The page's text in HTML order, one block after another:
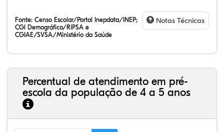
Fonte: Censo Escolar/Portal Inepdata/INEP;
CGI Demográfico/RIPSA e
CGIAE/SVSA/Ministério da Saúde
Notas Técnicas
Percentual de atendimento em pré-
escola da população de 4 a 5 anos